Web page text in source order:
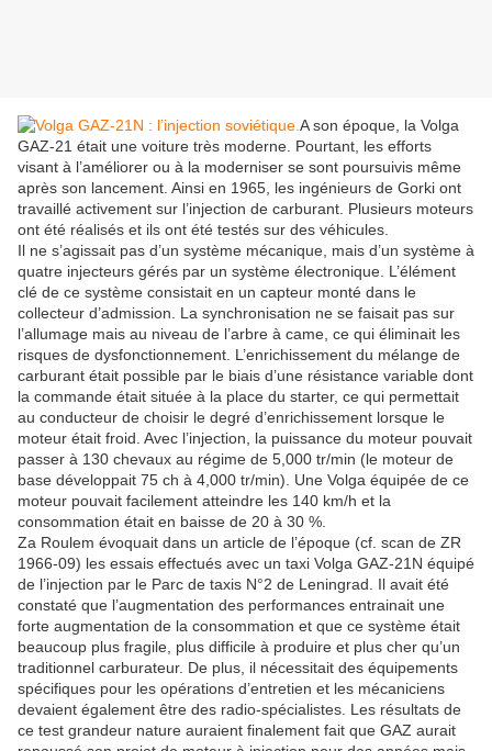
A son époque, la Volga
GAZ-21 était une voiture très moderne. Pourtant, les efforts
visant à l’améliorer ou à la moderniser se sont poursuivis même
après son lancement. Ainsi en 1965, les ingénieurs de Gorki ont
travaillé activement sur l’injection de carburant. Plusieurs moteurs
ont été réalisés et ils ont été testés sur des véhicules.
Il ne s’agissait pas d’un système mécanique, mais d’un système à
quatre injecteurs gérés par un système électronique. L’élément
clé de ce système consistait en un capteur monté dans le
collecteur d’admission. La synchronisation ne se faisait pas sur
l’allumage mais au niveau de l’arbre à came, ce qui éliminait les
risques de dysfonctionnement. L’enrichissement du mélange de
carburant était possible par le biais d’une résistance variable dont
la commande était située à la place du starter, ce qui permettait
au conducteur de choisir le degré d’enrichissement lorsque le
moteur était froid. Avec l’injection, la puissance du moteur pouvait
passer à 130 chevaux au régime de 5,000 tr/min (le moteur de
base développait 75 ch à 4,000 tr/min). Une Volga équipée de ce
moteur pouvait facilement atteindre les 140 km/h et la
consommation était en baisse de 20 à 30 %.
Za Roulem évoquait dans un article de l’époque (cf. scan de ZR
1966-09) les essais effectués avec un taxi Volga GAZ-21N équipé
de l’injection par le Parc de taxis N°2 de Leningrad. Il avait été
constaté que l’augmentation des performances entrainait une
forte augmentation de la consommation et que ce système était
beaucoup plus fragile, plus difficile à produire et plus cher qu’un
traditionnel carburateur. De plus, il nécessitait des équipements
spécifiques pour les opérations d’entretien et les mécaniciens
devaient également être des radio-spécialistes. Les résultats de
ce test grandeur nature auraient finalement fait que GAZ aurait